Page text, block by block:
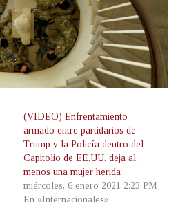
(VIDEO) Enfrentamiento
armado entre partidarios de
Trump y la Policía dentro del
Capitolio de EE.UU. deja al
menos una mujer herida
miércoles, 6 enero 2021 2:23 PM
En «Internacionales»